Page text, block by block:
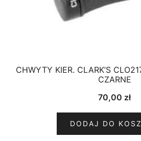
CHWYTY KIER. CLARK’S
CZARNE
70,00 zł
DODAJ DO